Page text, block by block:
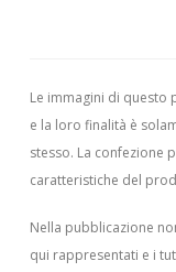
Le immagini di
e la loro finalità è
stesso. La confezione
caratteristiche del
Nella pubblicazione
qui rappresentati e i